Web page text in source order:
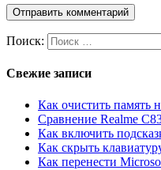
Поиск:
Свежие записи
Как очистить память
Сравнение Realme
Как включить
Как скрыть
Как перенести